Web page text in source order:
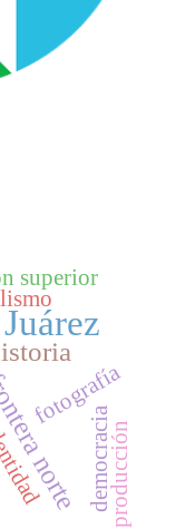
norte
fotografía
democraciaproducción
superior